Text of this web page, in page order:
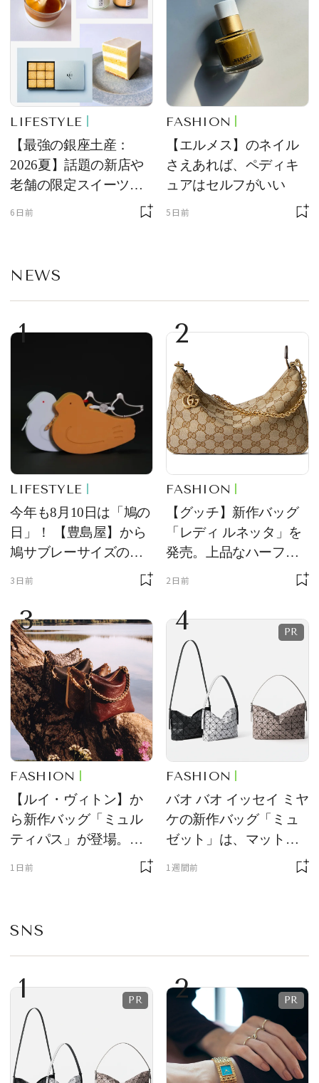
LIFESTYLE
【最強の銀座土産：
2026夏】話題の新店や
老舗の限定スイーツを
ゲット【＃SPURおやつ
6日前
FASHION
【エルメス】のネイル
さえあれば、ペディキ
ュアはセルフがいい
5日前
NEWS
1
LIFESTYLE
今年も8月10日は「鳩の
日」！ 【豊島屋】から
鳩サブレーサイズのポ
ーチ「はとっこ」を限
3日前
2
FASHION
【グッチ】新作バッグ
「レディ ルネッタ」を
発売。上品なハーフム
ーン型がスタイリング
2日前
3
FASHION
【ルイ・ヴィトン】か
ら新作バッグ「ミュル
ティパス」が登場。ミ
ニサイズもラインナッ
1日前
4
FASHION
バオ バオ イッセイ ミヤ
ケの新作バッグ「ミュ
ゼット」は、マットな
1週間前
SNS
1 2